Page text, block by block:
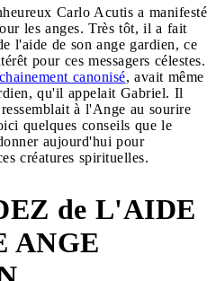
Carlo Acutis a manifesté
les anges. Très tôt, il a fait
l'aide de son ange gardien, ce
pour ces messagers célestes.
canonisé, avait même
qu'il appelait Gabriel. Il
à l'Ange au sourire
quelques conseils que le
aujourd'hui pour
créatures spirituelles.
de L'AIDE
ANGE